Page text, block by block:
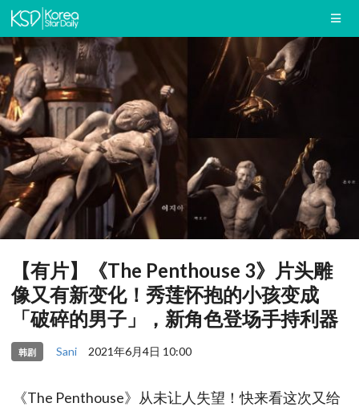
【有片】《The Penthouse 3》片头雕
像又有新变化！秀莲怀抱的小孩变成
「破碎的男子」，新角色登场手持利器
韩剧 Sani 2021年6月4日 10:00
《The Penthouse》从未让人失望！快来看这次又给